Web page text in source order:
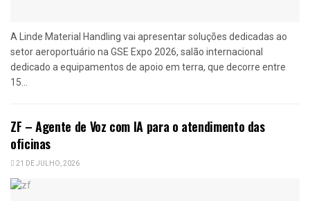
A Linde Material Handling vai apresentar soluções dedicadas ao
setor aeroportuário na GSE Expo 2026, salão internacional
dedicado a equipamentos de apoio em terra, que decorre entre
15...
ZF – Agente de Voz com IA para o atendimento das
oficinas
21 DE JULHO, 2026